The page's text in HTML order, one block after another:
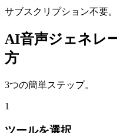
サブスクリプション不要
AI音声ジェネレ
方
3つの簡単ステップ。
1
ツールを選択